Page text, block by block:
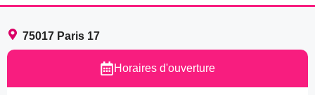
75017 Paris 17
Horaires d'ouverture